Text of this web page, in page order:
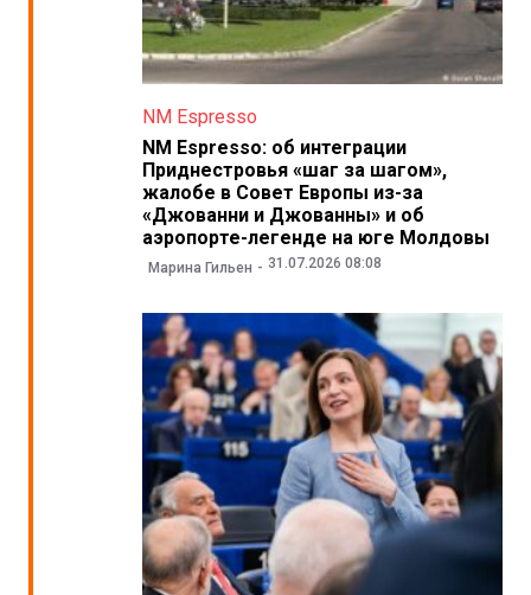
NM Espresso
NM Espresso: об интеграции
Приднестровья «шаг за шагом»,
жалобе в Совет Европы из-за
«Джованни и Джованны» и об
аэропорте-легенде на юге Молдовы
Марина Гильен 31.07.2026 08:08